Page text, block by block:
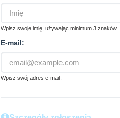
Wpisz swoje imię, używając minimum 3 znaków.
E-mail:
Wpisz swój adres e-mail.